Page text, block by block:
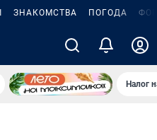
ЗНАКОМСТВА ПОГОДА
Налог